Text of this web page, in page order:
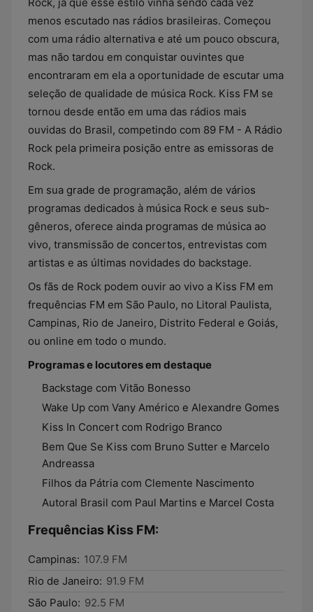
menos escutado nas rádios brasileiras. Começou
com uma rádio alternativa e até um pouco obscura,
mas não tardou em conquistar ouvintes que
encontraram em ela a oportunidade de escutar uma
seleção de qualidade de música Rock. Kiss FM se
tornou desde então em uma das rádios mais
ouvidas do Brasil, competindo com 89 FM - A Rádio
Rock pela primeira posição entre as emissoras de
Rock.
Em sua grade de programação, além de vários
programas dedicados à música Rock e seus sub-
gêneros, oferece ainda programas de música ao
vivo, transmissão de concertos, entrevistas com
artistas e as últimas novidades do backstage.
Os fãs de Rock podem ouvir ao vivo a Kiss FM em
frequências FM em São Paulo, no Litoral Paulista,
Campinas, Rio de Janeiro, Distrito Federal e Goiás,
ou online em todo o mundo.
Programas e locutores em destaque
Backstage com Vitão Bonesso
Wake Up com Vany Américo e Alexandre Gomes
Kiss In Concert com Rodrigo Branco
Bem Que Se Kiss com Bruno Sutter e Marcelo
Andreassa
Filhos da Pátria com Clemente Nascimento
Autoral Brasil com Paul Martins e Marcel Costa
Frequências Kiss FM:
Campinas: 107.9 FM
Rio de Janeiro: 91.9 FM
São Paulo: 92.5 FM